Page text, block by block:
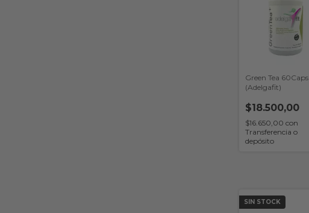
Green Tea 60Caps
(Adelgafit)
$18.500,00
$16.650,00 con
Transferencia o
depósito
SIN STOCK